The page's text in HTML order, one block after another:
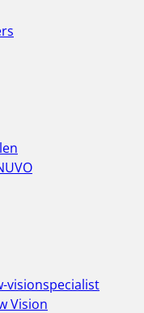
visionspecialist
Vision